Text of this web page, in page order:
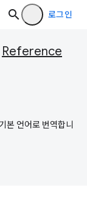
로그인
Reference
본 언어로 번역합니